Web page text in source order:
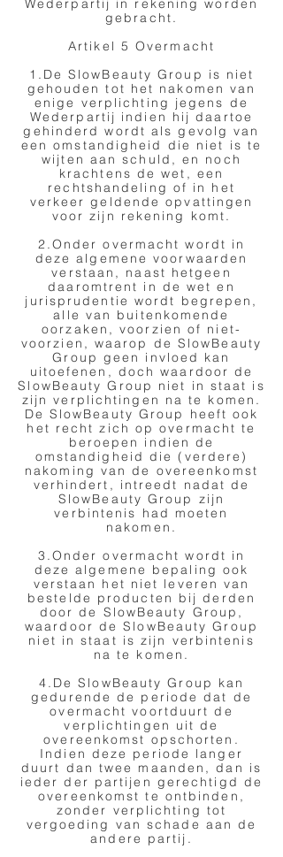
Wederpartij in rekening worden
gebracht.
Artikel 5 Overmacht
1.De SlowBeauty Group is niet
gehouden tot het nakomen van
enige verplichting jegens de
Wederpartij indien hij daartoe
gehinderd wordt als gevolg van
een omstandigheid die niet is te
wijten aan schuld, en noch
krachtens de wet, een
rechtshandeling of in het
verkeer geldende opvattingen
voor zijn rekening komt.
2.Onder overmacht wordt in
deze algemene voorwaarden
verstaan, naast hetgeen
daaromtrent in de wet en
jurisprudentie wordt begrepen,
alle van buitenkomende
oorzaken, voorzien of niet-
voorzien, waarop de SlowBeauty
Group geen invloed kan
uitoefenen, doch waardoor de
SlowBeauty Group niet in staat is
zijn verplichtingen na te komen.
De SlowBeauty Group heeft ook
het recht zich op overmacht te
beroepen indien de
omstandigheid die (verdere)
nakoming van de overeenkomst
verhindert, intreedt nadat de
SlowBeauty Group zijn
verbintenis had moeten
nakomen.
3.Onder overmacht wordt in
deze algemene bepaling ook
verstaan het niet leveren van
bestelde producten bij derden
door de SlowBeauty Group,
waardoor de SlowBeauty Group
niet in staat is zijn verbintenis
na te komen.
4.De SlowBeauty Group kan
gedurende de periode dat de
overmacht voortduurt de
verplichtingen uit de
overeenkomst opschorten.
Indien deze periode langer
duurt dan twee maanden, dan is
ieder der partijen gerechtigd de
overeenkomst te ontbinden,
zonder verplichting tot
vergoeding van schade aan de
andere partij.